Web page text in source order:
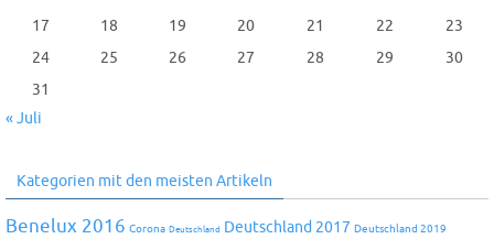
17
18 19 20 21 22
23
24
25 26 27 28 29
30
31
« Juli
Kategorien mit den meisten Artikeln
Benelux 2016 Corona Deutschland Deutschland 2017 Deutschland 2019